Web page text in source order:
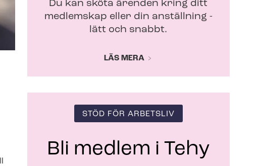
Du kan sköta ärenden kring ditt
medlemskap eller din anställning -
lätt och snabbt.
LÄS MERA
STÖD FÖR ARBETSLIV
Bli medlem i Tehy